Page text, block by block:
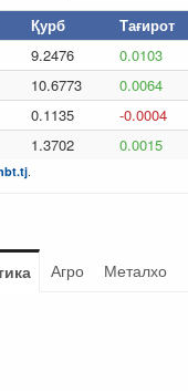
Қурб
Тағирот
9.2476
0.0103
10.6773
0.0064
0.1135
-0.0004
1.3702 0.0015
.
Агро Металхо